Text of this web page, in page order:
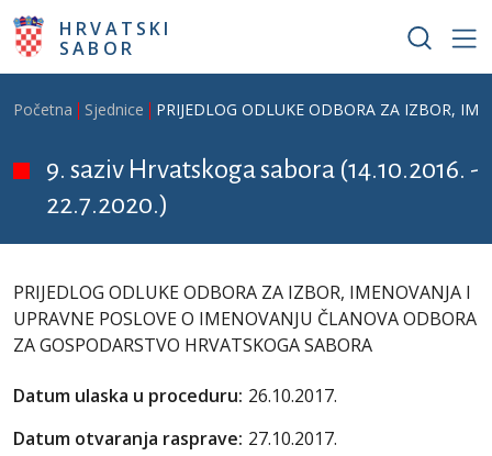
Skoči na glavni sadržaj
HRVATSKI
SABOR
Breadcrumb
Početna Sjednice PRIJEDLOG ODLUKE ODBORA ZA IZBOR,
9. saziv Hrvatskoga sabora (14.10.2016. -
22.7.2020.)
PRIJEDLOG ODLUKE ODBORA ZA IZBOR, IMENOVANJA I
UPRAVNE POSLOVE O IMENOVANJU ČLANOVA ODBORA
ZA GOSPODARSTVO HRVATSKOGA SABORA
Datum ulaska u proceduru: 26.10.2017.
Datum otvaranja rasprave: 27.10.2017.